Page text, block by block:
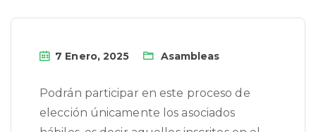
7 Enero, 2025 Asambleas
Podrán participar en este proceso de
elección únicamente los asociados